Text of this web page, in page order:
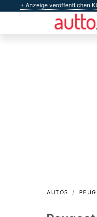
+ Anzeige veröffentlichen
AUTOS